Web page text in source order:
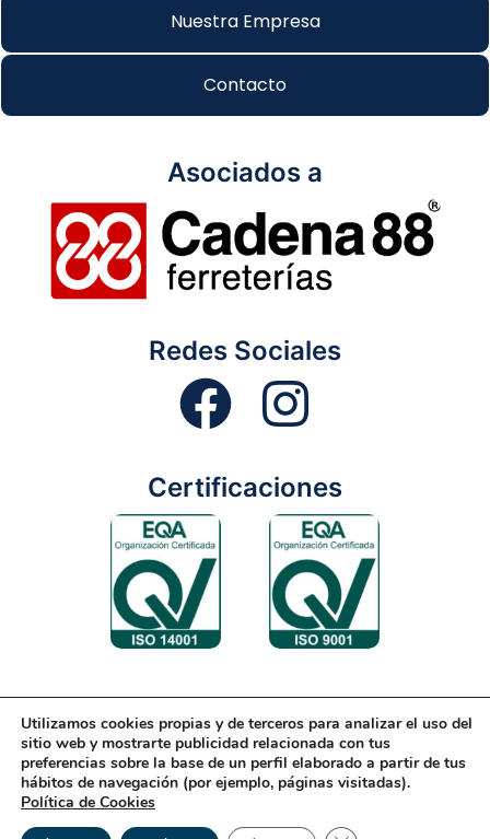
Nuestra Empresa
Contacto
Asociados a
Redes Sociales
Certificaciones
Aviso Legal Condiciones Generales
Diseño Web
Política de Cookies
Política de Gestión
Política de Privacidad
Utilizamos cookies propias y de terceros para analizar el uso del
sitio web y mostrarte publicidad relacionada con tus
preferencias sobre la base de un perfil elaborado a partir de tus
hábitos de navegación (por ejemplo, páginas visitadas).
Política de Cookies